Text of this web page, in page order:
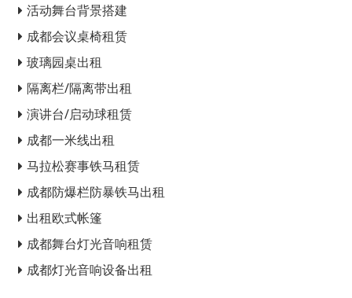
活动舞台背景搭建
成都会议桌椅租赁
玻璃园桌出租
隔离栏/隔离带出租
演讲台/启动球租赁
成都一米线出租
马拉松赛事铁马租赁
成都防爆栏防暴铁马出租
出租欧式帐篷
成都舞台灯光音响租赁
成都灯光音响设备出租